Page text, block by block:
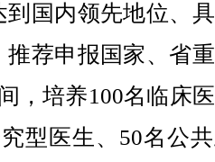
国内领先地位、
荐申报国家、省
，培养100名临床
型医生、50名公